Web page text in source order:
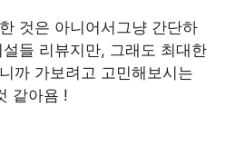
것은 아니어서그냥 간단하
들 리뷰지만, 그래도 최대한
까 가보려고 고민해보시는
같아욤 !